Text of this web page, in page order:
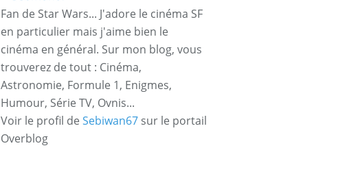
Fan de Star Wars... J'adore le cinéma SF
en particulier mais j'aime bien le
cinéma en général. Sur mon blog, vous
trouverez de tout : Cinéma,
Astronomie, Formule 1, Enigmes,
Humour, Série TV, Ovnis...
Voir le profil de Sebiwan67 sur le portail
Overblog